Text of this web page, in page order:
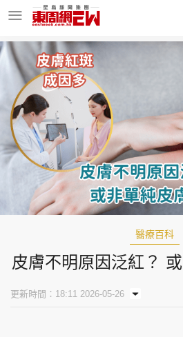
明星名人
東周Ladies
東周食玩通
玄學靈異
醫療百科
皮膚不明原因泛紅？
更新時間：18:11 2026-05-26